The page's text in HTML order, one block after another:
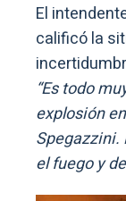
El
calificó la
“Es todo
explosión
Spegazzini.
el fuego y